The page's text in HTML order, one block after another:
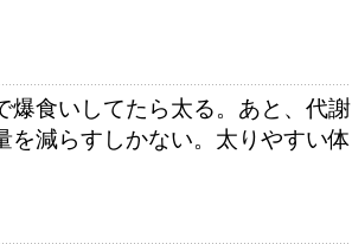
爆食いしてたら太る。あと、代謝
を減らすしかない。太りやすい体